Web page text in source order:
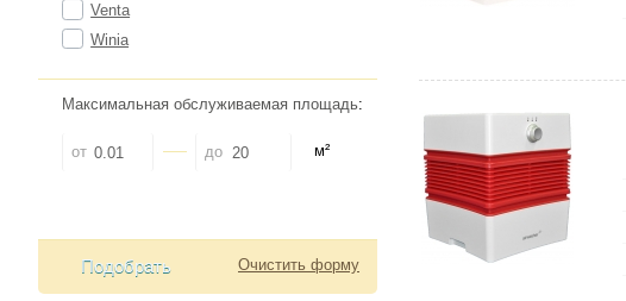
Venta
Winia
Максимальная обслуживаемая площадь:
от до м²
Очистить форму
Подобрать